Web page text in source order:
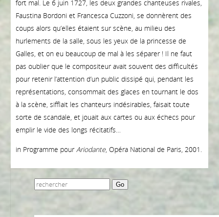
fort mal. Le 6 juin 1727, les deux grandes chanteuses rivales,
Faustina Bordoni et Francesca Cuzzoni, se donnèrent des
coups alors qu’elles étaient sur scène, au milieu des
hurlements de la salle, sous les yeux de la princesse de
Galles, et on eu beaucoup de mal à les séparer ! Il ne faut
pas oublier que le compositeur avait souvent des difficultés
pour retenir l’attention d’un public dissipé qui, pendant les
représentations, consommait des glaces en tournant le dos
à la scène, sifflait les chanteurs indésirables, faisait toute
sorte de scandale, et jouait aux cartes ou aux échecs pour
emplir le vide des longs récitatifs…
in Programme pourAriodante, Opéra National de Paris, 2001.
Go